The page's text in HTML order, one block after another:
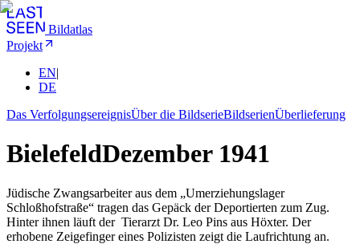
Bildatlas
Projekt
EN|
DE
Das VerfolgungsereignisÜber die BildserieBildserienÜberlieferung
BielefeldDezember 1941
Jüdische Zwangsarbeiter aus dem „Umerziehungslager
Schloßhofstraße“ tragen das Gepäck der Deportierten zum Zug.
Hinter ihnen läuft der Tierarzt Dr. Leo Pins aus Höxter. Der
erhobene Zeigefinger eines Polizisten zeigt die Laufrichtung an.